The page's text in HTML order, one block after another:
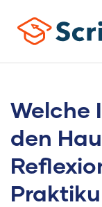
Welche
den